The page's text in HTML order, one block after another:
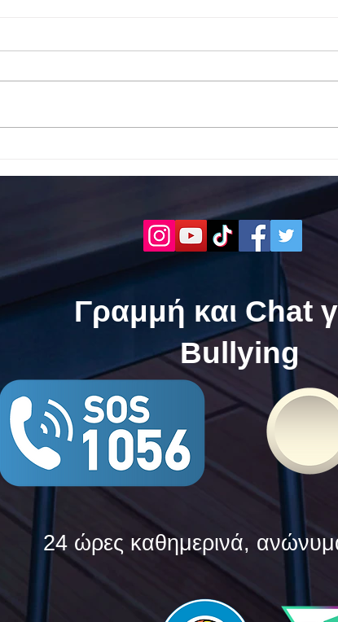
Τώρα. Με σύνθημα "Μίλα
Τώρα" όλα τα σχολεία της
Ελλάδας ενώνουν τις
δυνάμεις τους ενάντια στο
Γραμμή και Chat
Bullying
24 ώρες καθημερινά,